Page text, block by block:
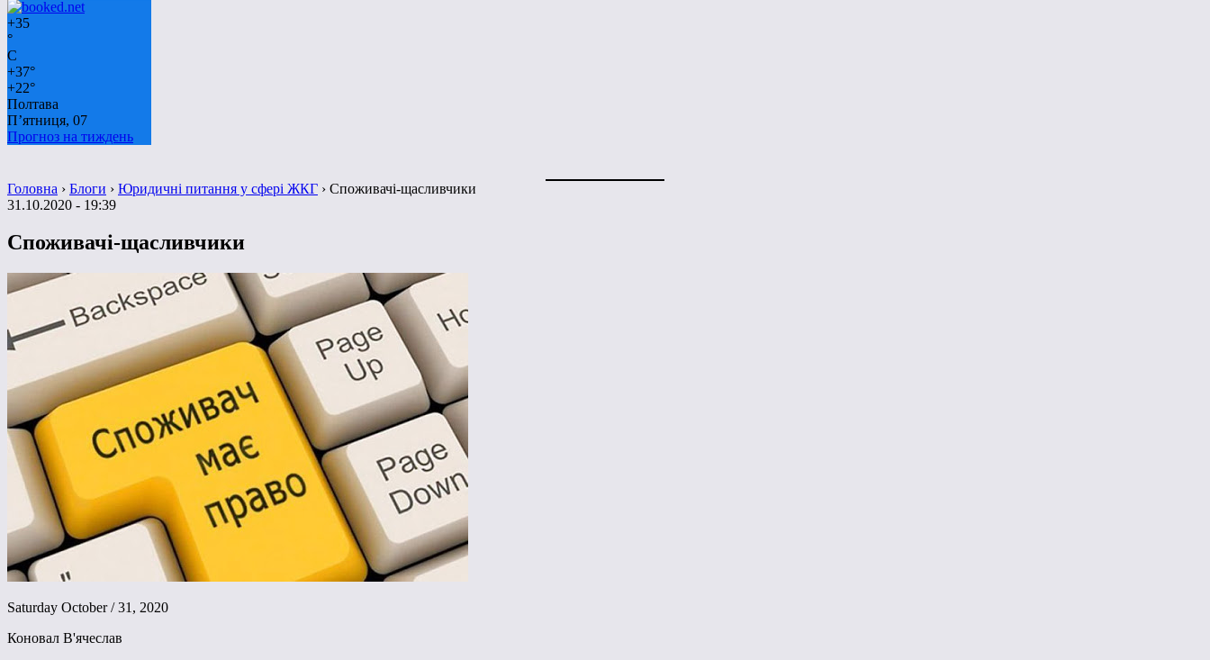
+35
°
C
+37°
+22°
Полтава
П’ятниця, 07
Прогноз на тиждень
Головна › Блоги › Юридичні питання у сфері ЖКГ › Споживачі-щасливчики
31.10.2020 - 19:39
Споживачі-щасливчики
Saturday October / 31, 2020
Коновал В'ячеслав